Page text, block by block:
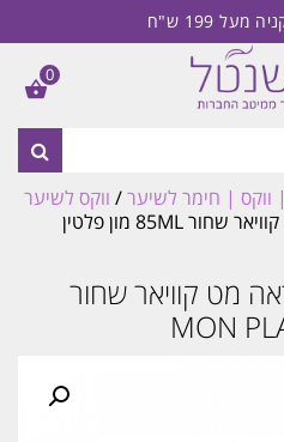
199 ש"ח
ווקס | חימר לשיער/ ווקס לשיער
/ ווקס חימר לשיער במראה מט קוויאר שחור 85ML מון פלטין
מט קוויאר שחור
0